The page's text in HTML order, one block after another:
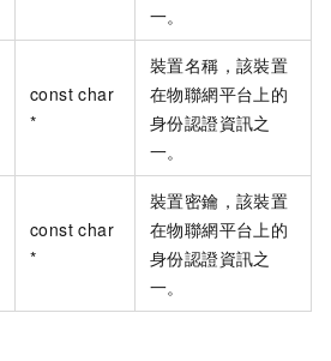
一。
const char
*
裝置名稱，該裝置
在物聯網平台上的
身份認證資訊之
一。
const char
*
裝置密鑰，該裝置
在物聯網平台上的
身份認證資訊之
一。